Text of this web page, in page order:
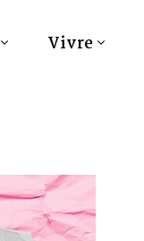
Vivre